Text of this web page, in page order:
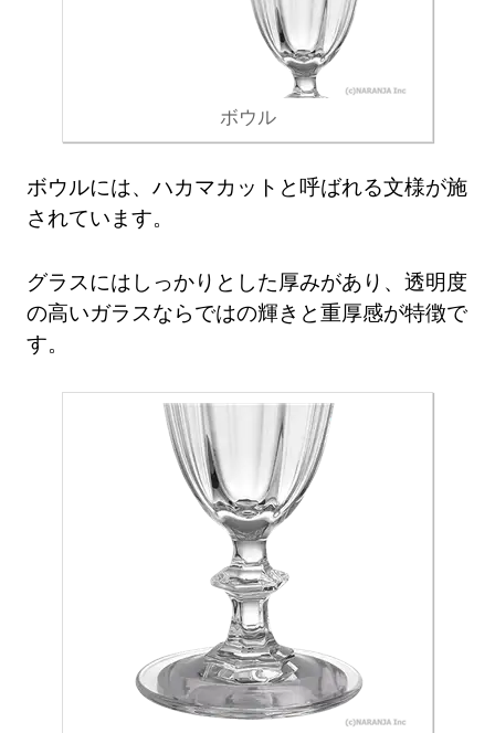
ボウル
ボウルには、ハカマカットと呼ばれる文様が施
されています。
グラスにはしっかりとした厚みがあり、透明度
の高いガラスならではの輝きと重厚感が特徴で
す。